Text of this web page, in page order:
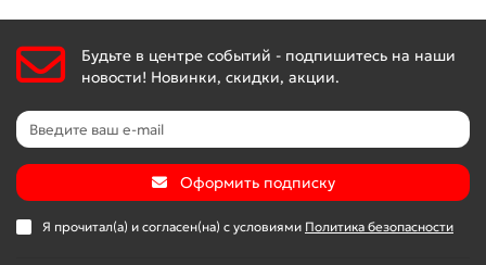
Будьте в центре событий - подпишитесь на наши
новости! Новинки, скидки, акции.
Оформить подписку
Я прочитал(а) и согласен(на) с условиями Политика безопасности